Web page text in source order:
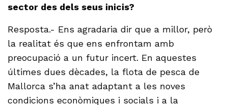
sector des dels seus inicis?
Resposta.- Ens agradaria dir que a millor, però
la realitat és que ens enfrontam amb
preocupació a un futur incert. En aquestes
últimes dues dècades, la flota de pesca de
Mallorca s’ha anat adaptant a les noves
condicions econòmiques i socials i a la